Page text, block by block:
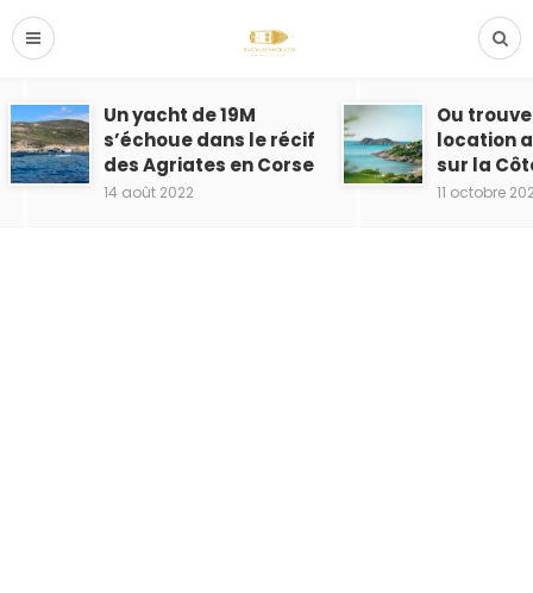
Un yacht de 19M
s’échoue dans le récif
des Agriates en Corse
14 août 2022
Ou
location
sur la
11 octobre